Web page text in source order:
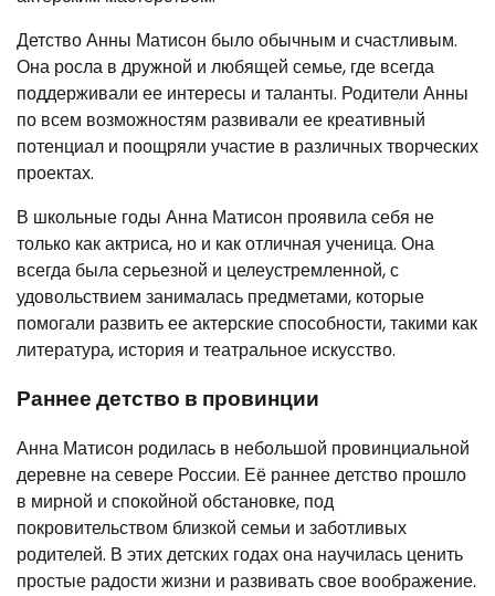
Детство Анны Матисон было обычным и счастливым.
Она росла в дружной и любящей семье, где всегда
поддерживали ее интересы и таланты. Родители Анны
по всем возможностям развивали ее креативный
потенциал и поощряли участие в различных творческих
проектах.
В школьные годы Анна Матисон проявила себя не
только как актриса, но и как отличная ученица. Она
всегда была серьезной и целеустремленной, с
удовольствием занималась предметами, которые
помогали развить ее актерские способности, такими как
литература, история и театральное искусство.
Раннее детство в провинции
Анна Матисон родилась в небольшой провинциальной
деревне на севере России. Её раннее детство прошло
в мирной и спокойной обстановке, под
покровительством близкой семьи и заботливых
родителей. В этих детских годах она научилась ценить
простые радости жизни и развивать свое воображение.